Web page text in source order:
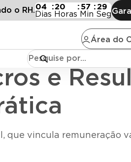
Área do
o RH.04
Dias
:20
Horas
: 57
Min
:27
Seg
e como funciona na prática
e
que vincula remuneração